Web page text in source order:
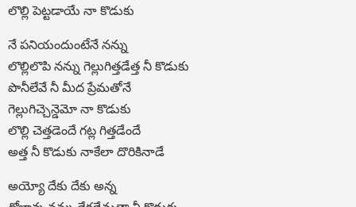
లొల్లి పెట్టడాయే నా కొడుకు
నే పనియందుంటేనే నన్ను
లొల్లిలొపి నన్ను గెల్లుగిత్తడేత్త నీ కొడుకు
పొనీలేవే నీ మీద ప్రేమతోనే
గెల్లుగిచ్చెన్డెమో నా కొడుకు
లొల్లి చెత్తడెందే గట్ల గిత్తడేందే
అత్త నీ కొడుకు నాకేలా దొరికినాడే
అయ్యో దేకు దేకు అన్న